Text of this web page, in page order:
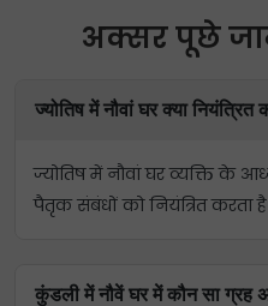
अक्सर पूछे
ज्योतिष में नौवां घर क्या नियंत्रित
ज्योतिष में नौवां घर व्यक्ति के
पैतृक संबंधों को नियंत्रित करता
कुंडली में नौवें घर में कौन सा ग्रह